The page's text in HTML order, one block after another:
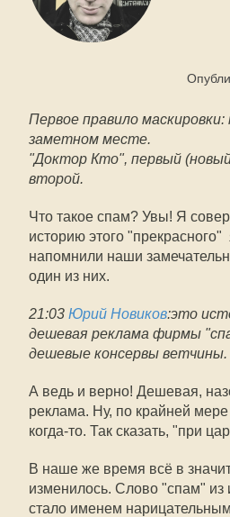
Первое правило маскировки:
заметном месте.
"Доктор Кто", первый
второй.
Что такое спам? Увы! Я
историю этого
напомнили наши
один из них.
21:03 Юрий Новиков:это
дешевая реклама фирмы
дешевые консервы ветчины.
А ведь и верно! Дешевая,
реклама. Ну, по крайней
когда-то. Так сказать, "при
В наше же время всё в
изменилось. Слово "спам" из
стало именем